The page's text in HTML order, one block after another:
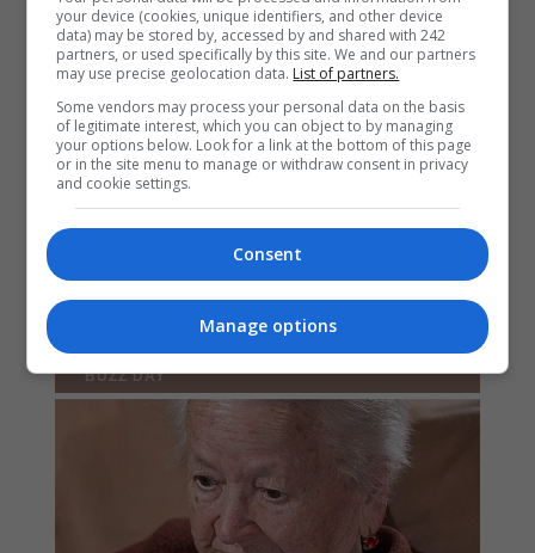
your device (cookies, unique identifiers, and other device
data) may be stored by, accessed by and shared with 242
partners, or used specifically by this site. We and our partners
may use precise geolocation data. List of partners.
Some vendors may process your personal data on the basis
of legitimate interest, which you can object to by managing
your options below. Look for a link at the bottom of this page
or in the site menu to manage or withdraw consent in privacy
and cookie settings.
Consent
Manage options